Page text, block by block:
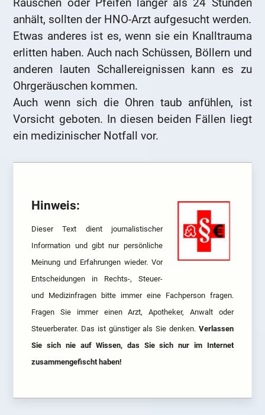
Rauschen oder Pfeifen länger als 24 Stunden
anhält, sollten der HNO-Arzt aufgesucht werden.
Etwas anderes ist es, wenn sie ein Knalltrauma
erlitten haben. Auch nach Schüssen, Böllern und
anderen lauten Schallereignissen kann es zu
Ohrgeräuschen kommen.
Auch wenn sich die Ohren taub anfühlen, ist
Vorsicht geboten. In diesen beiden Fällen liegt
ein medizinischer Notfall vor.
Hinweis:
Dieser Text dient journalistischer
Information und gibt nur persönliche
Meinung und Erfahrungen wieder. Vor
Entscheidungen in Rechts-, Steuer-
und Medizinfragen bitte immer eine Fachperson fragen.
Fragen Sie immer einen Arzt, Apotheker, Anwalt oder
Steuerberater. Das ist günstiger als Sie denken. Verlassen
Sie sich nie auf Wissen, das Sie sich nur im Internet
zusammengefischt haben!